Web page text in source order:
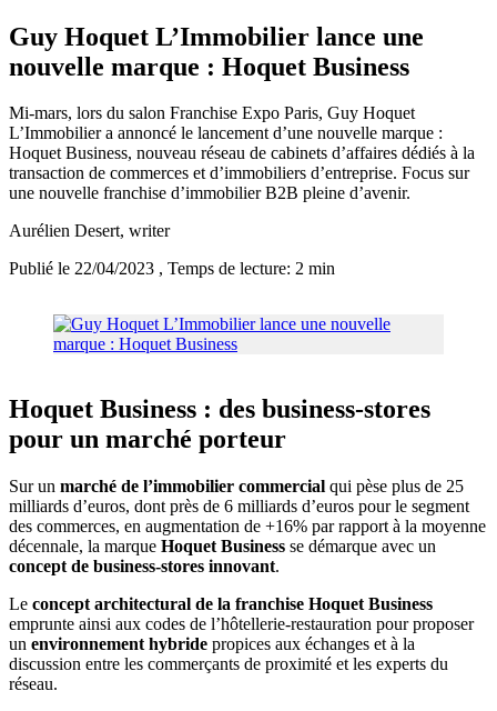
Guy Hoquet L’Immobilier lance une
nouvelle marque : Hoquet Business
Mi-mars, lors du salon Franchise Expo Paris, Guy Hoquet
L’Immobilier a annoncé le lancement d’une nouvelle marque :
Hoquet Business, nouveau réseau de cabinets d’affaires dédiés à la
transaction de commerces et d’immobiliers d’entreprise. Focus sur
une nouvelle franchise d’immobilier B2B pleine d’avenir.
Aurélien Desert, writer
Publié le 22/04/2023 , Temps de lecture: 2 min
Hoquet Business : des business-stores
pour un marché porteur
Sur un marché de l’immobilier commercial qui pèse plus de 25
milliards d’euros, dont près de 6 milliards d’euros pour le segment
des commerces, en augmentation de +16% par rapport à la moyenne
décennale, la marque Hoquet Business se démarque avec un
concept de business-stores innovant.
Le concept architectural de la franchise Hoquet Business
emprunte ainsi aux codes de l’hôtellerie-restauration pour proposer
un environnement hybride propices aux échanges et à la
discussion entre les commerçants de proximité et les experts du
réseau.